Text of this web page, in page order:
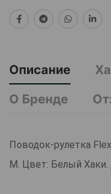
Описание
О Бренде
Поводок-рулетка
M. Цвет: Белый Хаки.